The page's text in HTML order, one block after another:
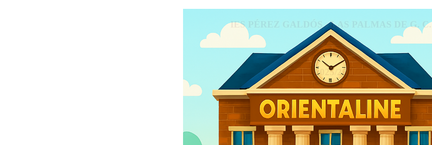
IES PÉREZ GALDÓS - LAS PALMAS DE G. C.
2025/26